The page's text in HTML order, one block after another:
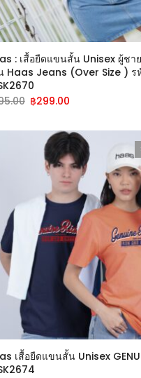
: เสื้อยืดแขนสั้น Unisex ผู้ชา
Haas Jeans (Over Size ) ร
฿299.00
เสื้อยืดแขนสั้น Unisex